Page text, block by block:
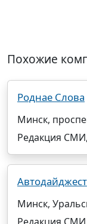
Похожие
Роднае Слова
Минск,
Редакция
Автодайджест
Минск,